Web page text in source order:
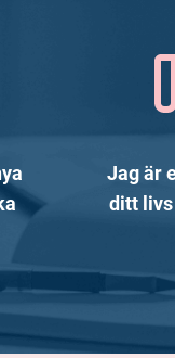
Jag är
ditt